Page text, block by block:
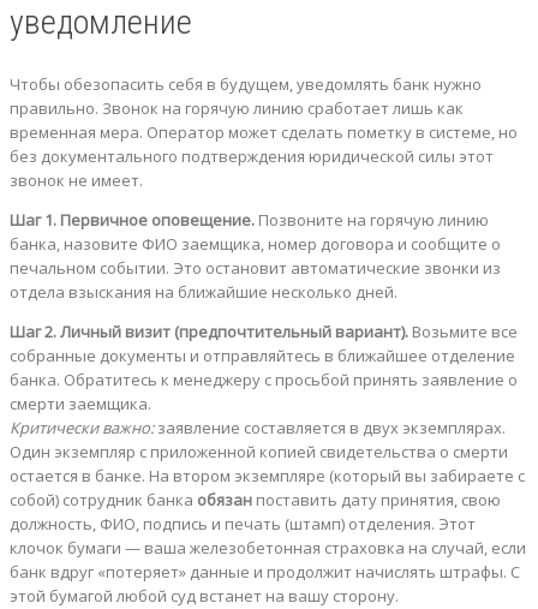
уведомление
Чтобы обезопасить себя в будущем, уведомлять банк нужно
правильно. Звонок на горячую линию сработает лишь как
временная мера. Оператор может сделать пометку в системе, но
без документального подтверждения юридической силы этот
звонок не имеет.
Шаг 1. Первичное оповещение. Позвоните на горячую линию
банка, назовите ФИО заемщика, номер договора и сообщите о
печальном событии. Это остановит автоматические звонки из
отдела взыскания на ближайшие несколько дней.
Шаг 2. Личный визит (предпочтительный вариант). Возьмите все
собранные документы и отправляйтесь в ближайшее отделение
банка. Обратитесь к менеджеру с просьбой принять заявление о
смерти заемщика.
Критически важно:заявление составляется в двух экземплярах.
Один экземпляр с приложенной копией свидетельства о смерти
остается в банке. На втором экземпляре (который вы забираете с
собой) сотрудник банка обязан поставить дату принятия, свою
должность, ФИО, подпись и печать (штамп) отделения. Этот
клочок бумаги — ваша железобетонная страховка на случай, если
банк вдруг «потеряет» данные и продолжит начислять штрафы. С
этой бумагой любой суд встанет на вашу сторону.